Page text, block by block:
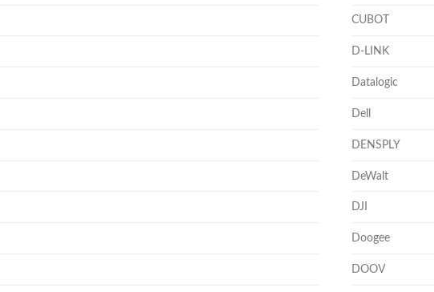
CUBOT
D-LINK
Datalogic
Dell
DENSPLY
DeWalt
DJI
Doogee
DOOV